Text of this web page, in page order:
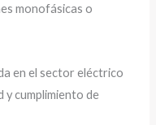
monofásicas o
en el sector eléctrico
y cumplimiento de